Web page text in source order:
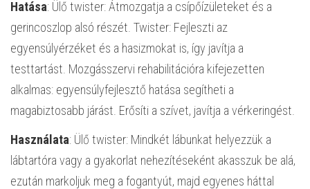
Hatása: Ülő twister: Átmozgatja a csípőízületeket és a
gerincoszlop alsó részét. Twister: Fejleszti az
egyensúlyérzéket és a hasizmokat is, így javítja a
testtartást. Mozgásszervi rehabilitációra kifejezetten
alkalmas: egyensúlyfejlesztő hatása segítheti a
magabiztosabb járást. Erősíti a szívet, javítja a vérkeringést.
Használata: Ülő twister: Mindkét lábunkat helyezzük a
lábtartóra vagy a gyakorlat nehezítéseként akasszuk be alá,
ezután markoljuk meg a fogantyút, majd egyenes háttal